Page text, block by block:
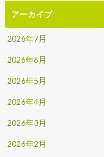
アーカイブ
2026年7月
2026年6月
2026年5月
2026年4月
2026年3月
2026年2月